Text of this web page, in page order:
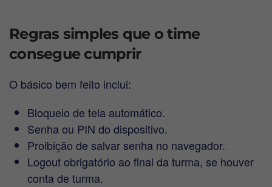
Regras simples que o time
consegue cumprir
O básico bem feito inclui:
Bloqueio de tela automático.
Senha ou PIN do dispositivo.
Proibição de salvar senha no navegador.
Logout obrigatório ao final da turma, se houver
conta de turma.